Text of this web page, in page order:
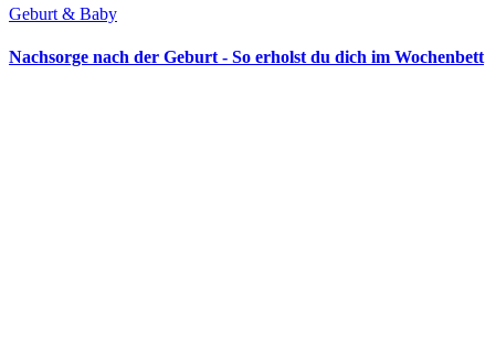
Geburt & Baby
Nachsorge nach der Geburt - So erholst du dich im Wochenbett